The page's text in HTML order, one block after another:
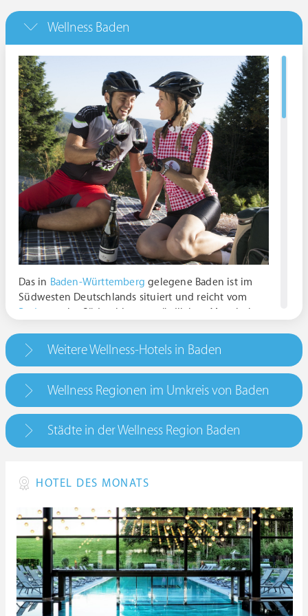
Wellness Baden
Das in Baden-Württemberg gelegene Baden ist im
Südwesten Deutschlands situiert und reicht vom
Bodensee
im Süden bis zum nördlichen Mannheim.
Landschaftsbild in Baden zeigt sich vielfältig und
reicht von der fruchtbaren Bodenseeregion im
Süden mit Linzgau und Hegau über den mit
malerischen Weinbergen versehenen Breisgau, den
Kraichgau, der südliche Odenwald sowie der
Taubergrund. Aufgrund der landschaftlichen
attraktiv. Gerade Wellness-Urlauber schätzen die Stadt
Baden-Baden als erstklassige Adresse für ein
individuelles Gesundheitsprogramm. Im
prädikatisierten Heilbad Baden-Baden zelebriert man
bereits seit Jahrhunderten eine Kurtradition, die
ihresgleichen sucht. Heilsame Thermalquellen,
hervorragende Kurkliniken, exklusive Spa-Hotels, die
Salina-Meersalzgrotte aber auch prunkvollen Parks
und Gärten machen Baden-Baden zu einem wahren
Weitere Wellness-Hotels in Baden
Wellness Regionen im Umkreis von Baden
Städte in der Wellness Region Baden
HOTEL DES MONATS